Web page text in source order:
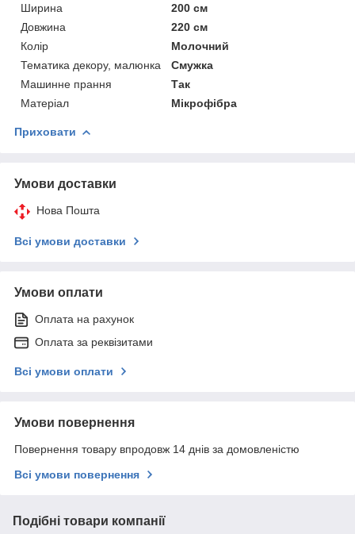
Ширина
200 см
Довжина
220 см
Колір
Молочний
Тематика декору, малюнка
Смужка
Машинне прання
Так
Матеріал
Мікрофібра
Приховати
Умови доставки
Нова Пошта
Всі умови доставки
Умови оплати
Оплата на рахунок
Оплата за реквізитами
Всі умови оплати
Умови повернення
Повернення товару впродовж 14 днів за домовленістю
Всі умови повернення
Подібні товари компанії